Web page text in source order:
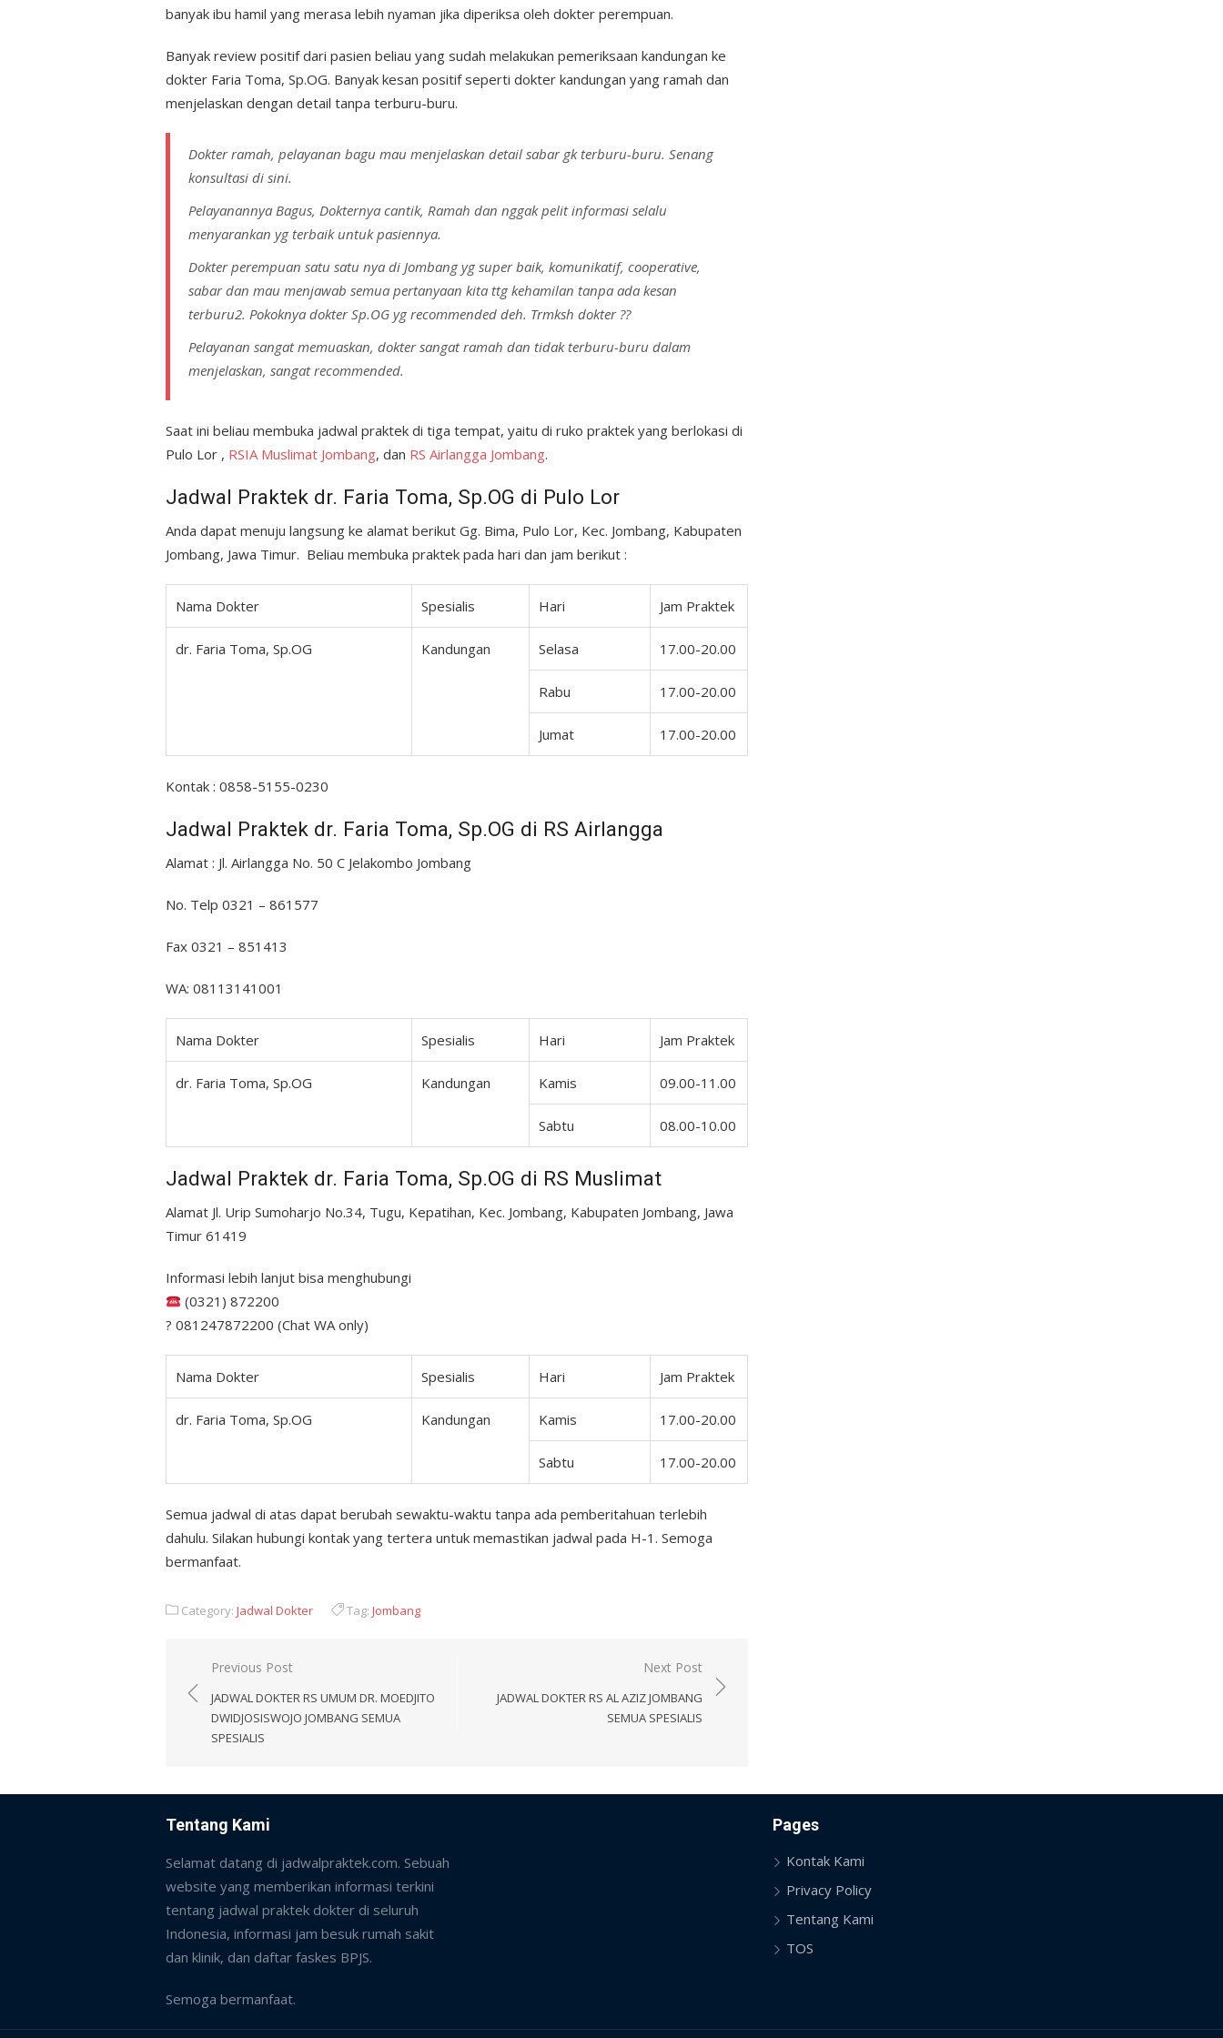
banyak ibu hamil yang merasa lebih nyaman jika diperiksa oleh dokter perempuan.
Banyak review positif dari pasien beliau yang sudah melakukan pemeriksaan kandungan ke
dokter Faria Toma, Sp.OG. Banyak kesan positif seperti dokter kandungan yang ramah dan
menjelaskan dengan detail tanpa terburu-buru.
Dokter ramah, pelayanan bagu mau menjelaskan detail sabar gk terburu-buru. Senang
konsultasi di sini.
Pelayanannya Bagus, Dokternya cantik, Ramah dan nggak pelit informasi selalu
menyarankan yg terbaik untuk pasiennya.
Dokter perempuan satu satu nya di Jombang yg super baik, komunikatif, cooperative,
sabar dan mau menjawab semua pertanyaan kita ttg kehamilan tanpa ada kesan
terburu2. Pokoknya dokter Sp.OG yg recommended deh. Trmksh dokter ??
Pelayanan sangat memuaskan, dokter sangat ramah dan tidak terburu-buru dalam
menjelaskan, sangat recommended.
Saat ini beliau membuka jadwal praktek di tiga tempat, yaitu di ruko praktek yang berlokasi di
Pulo Lor , RSIA Muslimat Jombang, dan RS Airlangga Jombang.
Jadwal Praktek dr. Faria Toma, Sp.OG di Pulo Lor
Anda dapat menuju langsung ke alamat berikut Gg. Bima, Pulo Lor, Kec. Jombang, Kabupaten
Jombang, Jawa Timur. Beliau membuka praktek pada hari dan jam berikut :
Nama Dokter Spesialis Hari Jam Praktek
dr. Faria Toma, Sp.OG Kandungan Selasa 17.00-20.00
Rabu 17.00-20.00
Jumat 17.00-20.00
Kontak : 0858-5155-0230
Jadwal Praktek dr. Faria Toma, Sp.OG di RS Airlangga
Alamat : Jl. Airlangga No. 50 C Jelakombo Jombang
No. Telp 0321 – 861577
Fax 0321 – 851413
WA: 08113141001
Nama Dokter Spesialis Hari Jam Praktek
dr. Faria Toma, Sp.OG Kandungan Kamis 09.00-11.00
Sabtu 08.00-10.00
Jadwal Praktek dr. Faria Toma, Sp.OG di RS Muslimat
Alamat Jl. Urip Sumoharjo No.34, Tugu, Kepatihan, Kec. Jombang, Kabupaten Jombang, Jawa
Timur 61419
Informasi lebih lanjut bisa menghubungi
(0321) 872200
? 081247872200 (Chat WA only)
Nama Dokter Spesialis Hari Jam Praktek
dr. Faria Toma, Sp.OG Kandungan Kamis 17.00-20.00
Sabtu 17.00-20.00
Semua jadwal di atas dapat berubah sewaktu-waktu tanpa ada pemberitahuan terlebih
dahulu. Silakan hubungi kontak yang tertera untuk memastikan jadwal pada H-1. Semoga
bermanfaat.
Category: Jadwal Dokter Tag: Jombang
Post
navigation
Previous Post
JADWAL DOKTER RS UMUM DR. MOEDJITO
DWIDJOSISWOJO JOMBANG SEMUA
SPESIALIS
Next Post
JADWAL DOKTER RS AL AZIZ JOMBANG
SEMUA SPESIALIS
Tentang Kami
Selamat datang di jadwalpraktek.com. Sebuah
website yang memberikan informasi terkini
tentang jadwal praktek dokter di seluruh
Indonesia, informasi jam besuk rumah sakit
dan klinik, dan daftar faskes BPJS.
Semoga bermanfaat.
Pages
Kontak Kami
Privacy Policy
Tentang Kami
TOS